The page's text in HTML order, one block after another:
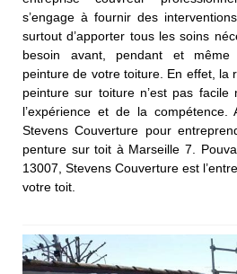
s’engage à fournir des
surtout d’apporter tous les soins
besoin avant, pendant et même
peinture de votre toiture. En effet, la
peinture sur toiture n’est pas facile
l’expérience et de la compétence.
Stevens Couverture pour
penture sur toit à Marseille 7.
13007, Stevens Couverture est
votre toit.